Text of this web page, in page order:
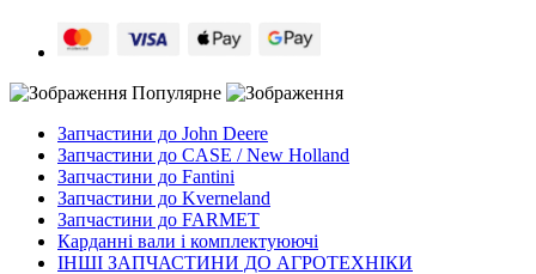
Популярне
Запчастини до John Deere
Запчастини до CASE / New Holland
Запчастини до Fantini
Запчастини до Kverneland
Запчастини до FARMET
Карданні вали і комплектуюючі
ІНШІ ЗАПЧАСТИНИ ДО АГРОТЕХНІКИ